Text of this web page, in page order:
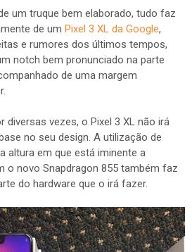
um truque bem elaborado, tudo faz
de um Pixel 3 XL da Google,
e rumores dos últimos tempos,
notch bem pronunciado na parte
de uma margem
vezes, o Pixel 3 XL não irá
no seu design. A utilização de
altura em que está iminente a
o novo Snapdragon 855 também faz
do hardware que o irá fazer.